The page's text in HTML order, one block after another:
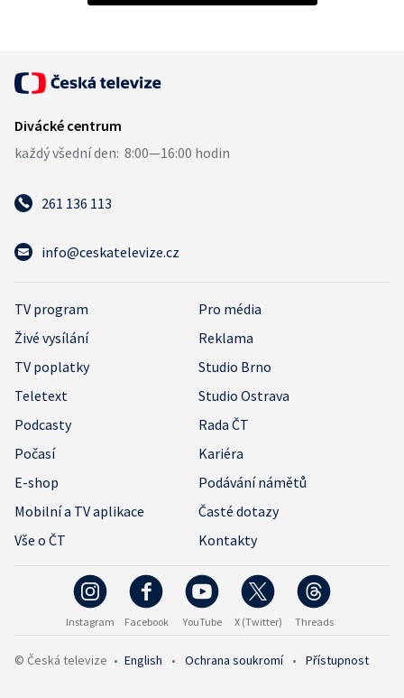
261 136 113
info@ceskatelevize.cz
TV program
Pro média
Živé vysílání
Reklama
TV poplatky
Studio Brno
Teletext
Studio Ostrava
Podcasty
Rada ČT
Počasí
Kariéra
E-shop
Podávání námětů
Mobilní a TV aplikace
Časté dotazy
Vše o ČT
Kontakty
Instagram Facebook YouTube X (Twitter) Threads
© Česká televize • English • Ochrana soukromí • Přístupnost